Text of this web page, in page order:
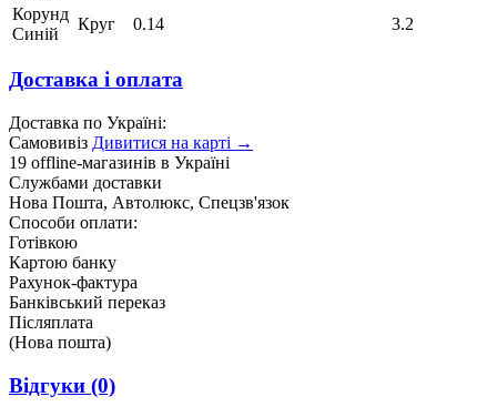
Корунд
Синій
Круг 0.14 3.2
Доставка і оплата
Доставка по Україні:
Самовивіз Дивитися на карті →
19 offline-магазинів в Україні
Службами доставки
Нова Пошта, Автолюкс, Спецзв'язок
Способи оплати:
Готівкою
Картою банку
Рахунок-фактура
Банківський переказ
Післяплата
(Нова пошта)
Відгуки (0)